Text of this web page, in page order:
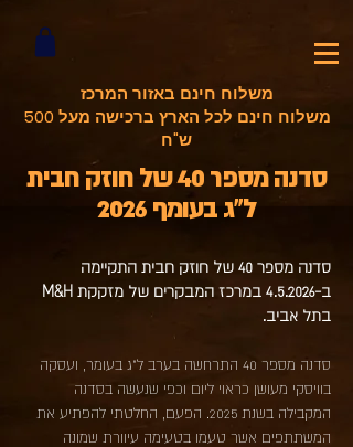
משלוח חינם באזור המרכז
משלוח חינם לכל הארץ ברכישה מעל 500
ש"ח
סדנה מספר 40 של חוזק חבית
ל"ג בעומף 2026
סדנה מספר 40 של חוזק חבית התקיימה
ב-4
.5.2026 במרכז המבקרים של מזקקת M&H
בתל אביב.
סדנה מספר 40 התרחשה
​ בערב ל"ג בעומר, ועסקה
בוויסקי מעושן כראוי ליום וכפי שנעשה בסדנה
המקבילה בשנת 2025. הפעם, החלטתי להפתיע את
המשתתפים אשר טעמו בטעימה עיוורת שמונה